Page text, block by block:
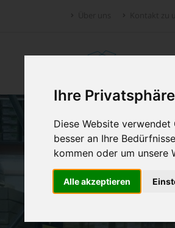
Ihre
Diese Website
besser an Ihre
kommen oder um unsere
Alle akzeptieren